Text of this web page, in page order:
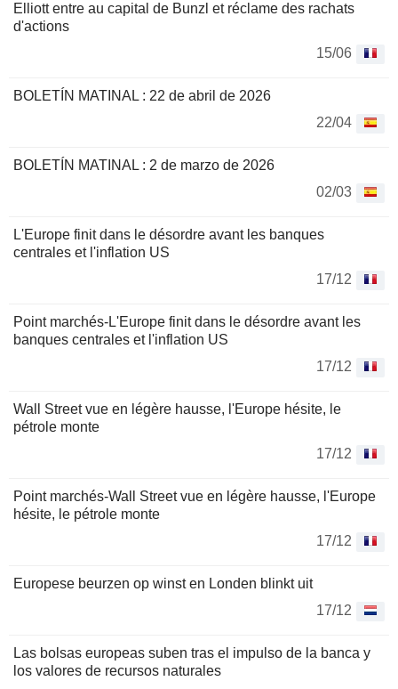
Elliott entre au capital de Bunzl et réclame des rachats
d'actions
15/06
BOLETÍN MATINAL : 22 de abril de 2026
22/04
BOLETÍN MATINAL : 2 de marzo de 2026
02/03
L'Europe finit dans le désordre avant les banques
centrales et l'inflation US
17/12
Point marchés-L'Europe finit dans le désordre avant les
banques centrales et l'inflation US
17/12
Wall Street vue en légère hausse, l'Europe hésite, le
pétrole monte
17/12
Point marchés-Wall Street vue en légère hausse, l'Europe
hésite, le pétrole monte
17/12
Europese beurzen op winst en Londen blinkt uit
17/12
Las bolsas europeas suben tras el impulso de la banca y
los valores de recursos naturales